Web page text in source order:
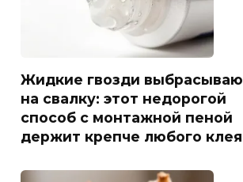
Жидкие гвозди выбрасываю
на свалку: этот недорогой
способ с монтажной пеной
держит крепче любого клея